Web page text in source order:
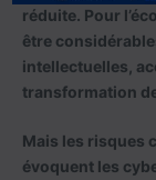
réduite. Pour
être
intellectuelles,
transformation
Mais les risques
évoquent les